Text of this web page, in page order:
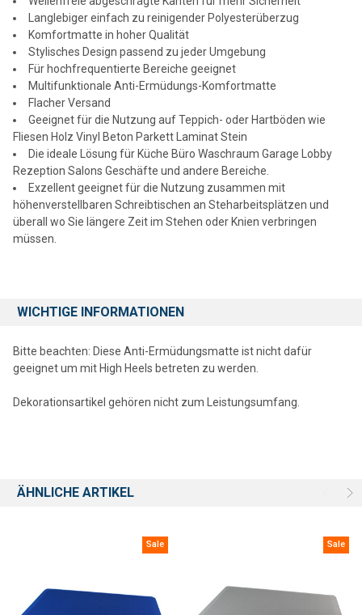
Der anti-rutsch Rücken hält die Matte am Platz und minimiert
Verrutschen. Die abgeschrägten Kanten verhindern
Stolperunfälle. Phthalatfrei frei von toxischen Inhaltsstoffen und
geruchlos. Geeignet zur Nutzung in der Umgebung von Kindern
und Haustieren.
ANTI-MIKROBIELL
mikrobiellen Inhaltsstoff der vor mikrobiellem Befall schützt. Das
Additiv ist 24/7 über die gesamte Produktlebenszeit aktiv wäscht
sich nicht ab und sorgt für eine höhere Langlebigkeit der Matte.
PFLEGELEICHTE EINFACH ZU REINIGENDE MATTE -
warmem Wasser und Seife zu reinigen.
LANGLEBIGE POLYESTEROBERFLäCHE
Sicherheit. Der überzug zieht Staub und Tierhaare nicht an ist
oder am Arbeitsplatz.
Langlebiger einfach zu reinigender Polyesterüberzug
Komfortmatte in hoher Qualität
Stylisches Design passend zu jeder Umgebung
Für hochfrequentierte Bereiche geeignet
Multifunktionale Anti-Ermüdungs-Komfortmatte
Flacher Versand
Geeignet für die Nutzung auf Teppich- oder Hartböden wie
Fliesen Holz Vinyl Beton Parkett Laminat Stein
Die ideale Lösung für Küche Büro Waschraum Garage Lobby
Rezeption Salons Geschäfte und andere Bereiche.
Exzellent geeignet für die Nutzung zusammen mit
höhenverstellbaren Schreibtischen an Steharbeitsplätzen und
überall wo Sie längere Zeit im Stehen oder Knien verbringen
müssen.
WICHTIGE INFORMATIONEN
Bitte beachten: Diese Anti-Ermüdungsmatte ist nicht dafür
geeignet um mit High Heels betreten zu werden.
Dekorationsartikel gehören nicht zum Leistungsumfang.
ÄHNLICHE ARTIKEL
Sale Sale